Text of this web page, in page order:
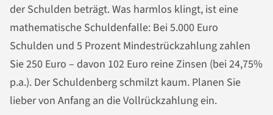
der Schulden beträgt. Was harmlos klingt, ist eine
mathematische Schuldenfalle: Bei 5.000 Euro
Schulden und 5 Prozent Mindestrückzahlung zahlen
Sie 250 Euro – davon 102 Euro reine Zinsen (bei 24,75%
p.a.). Der Schuldenberg schmilzt kaum. Planen Sie
lieber von Anfang an die Vollrückzahlung ein.